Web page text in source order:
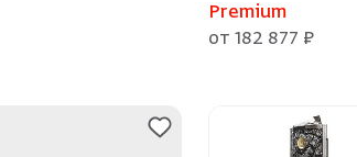
Premium
от 182 877 ₽